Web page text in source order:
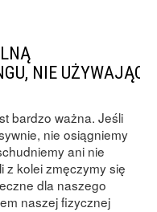
NIE UŻYWAJĄC
bardzo ważna. Jeśli
nie osiągniemy
ani nie
z kolei zmęczymy się
dla naszego
naszej fizycznej